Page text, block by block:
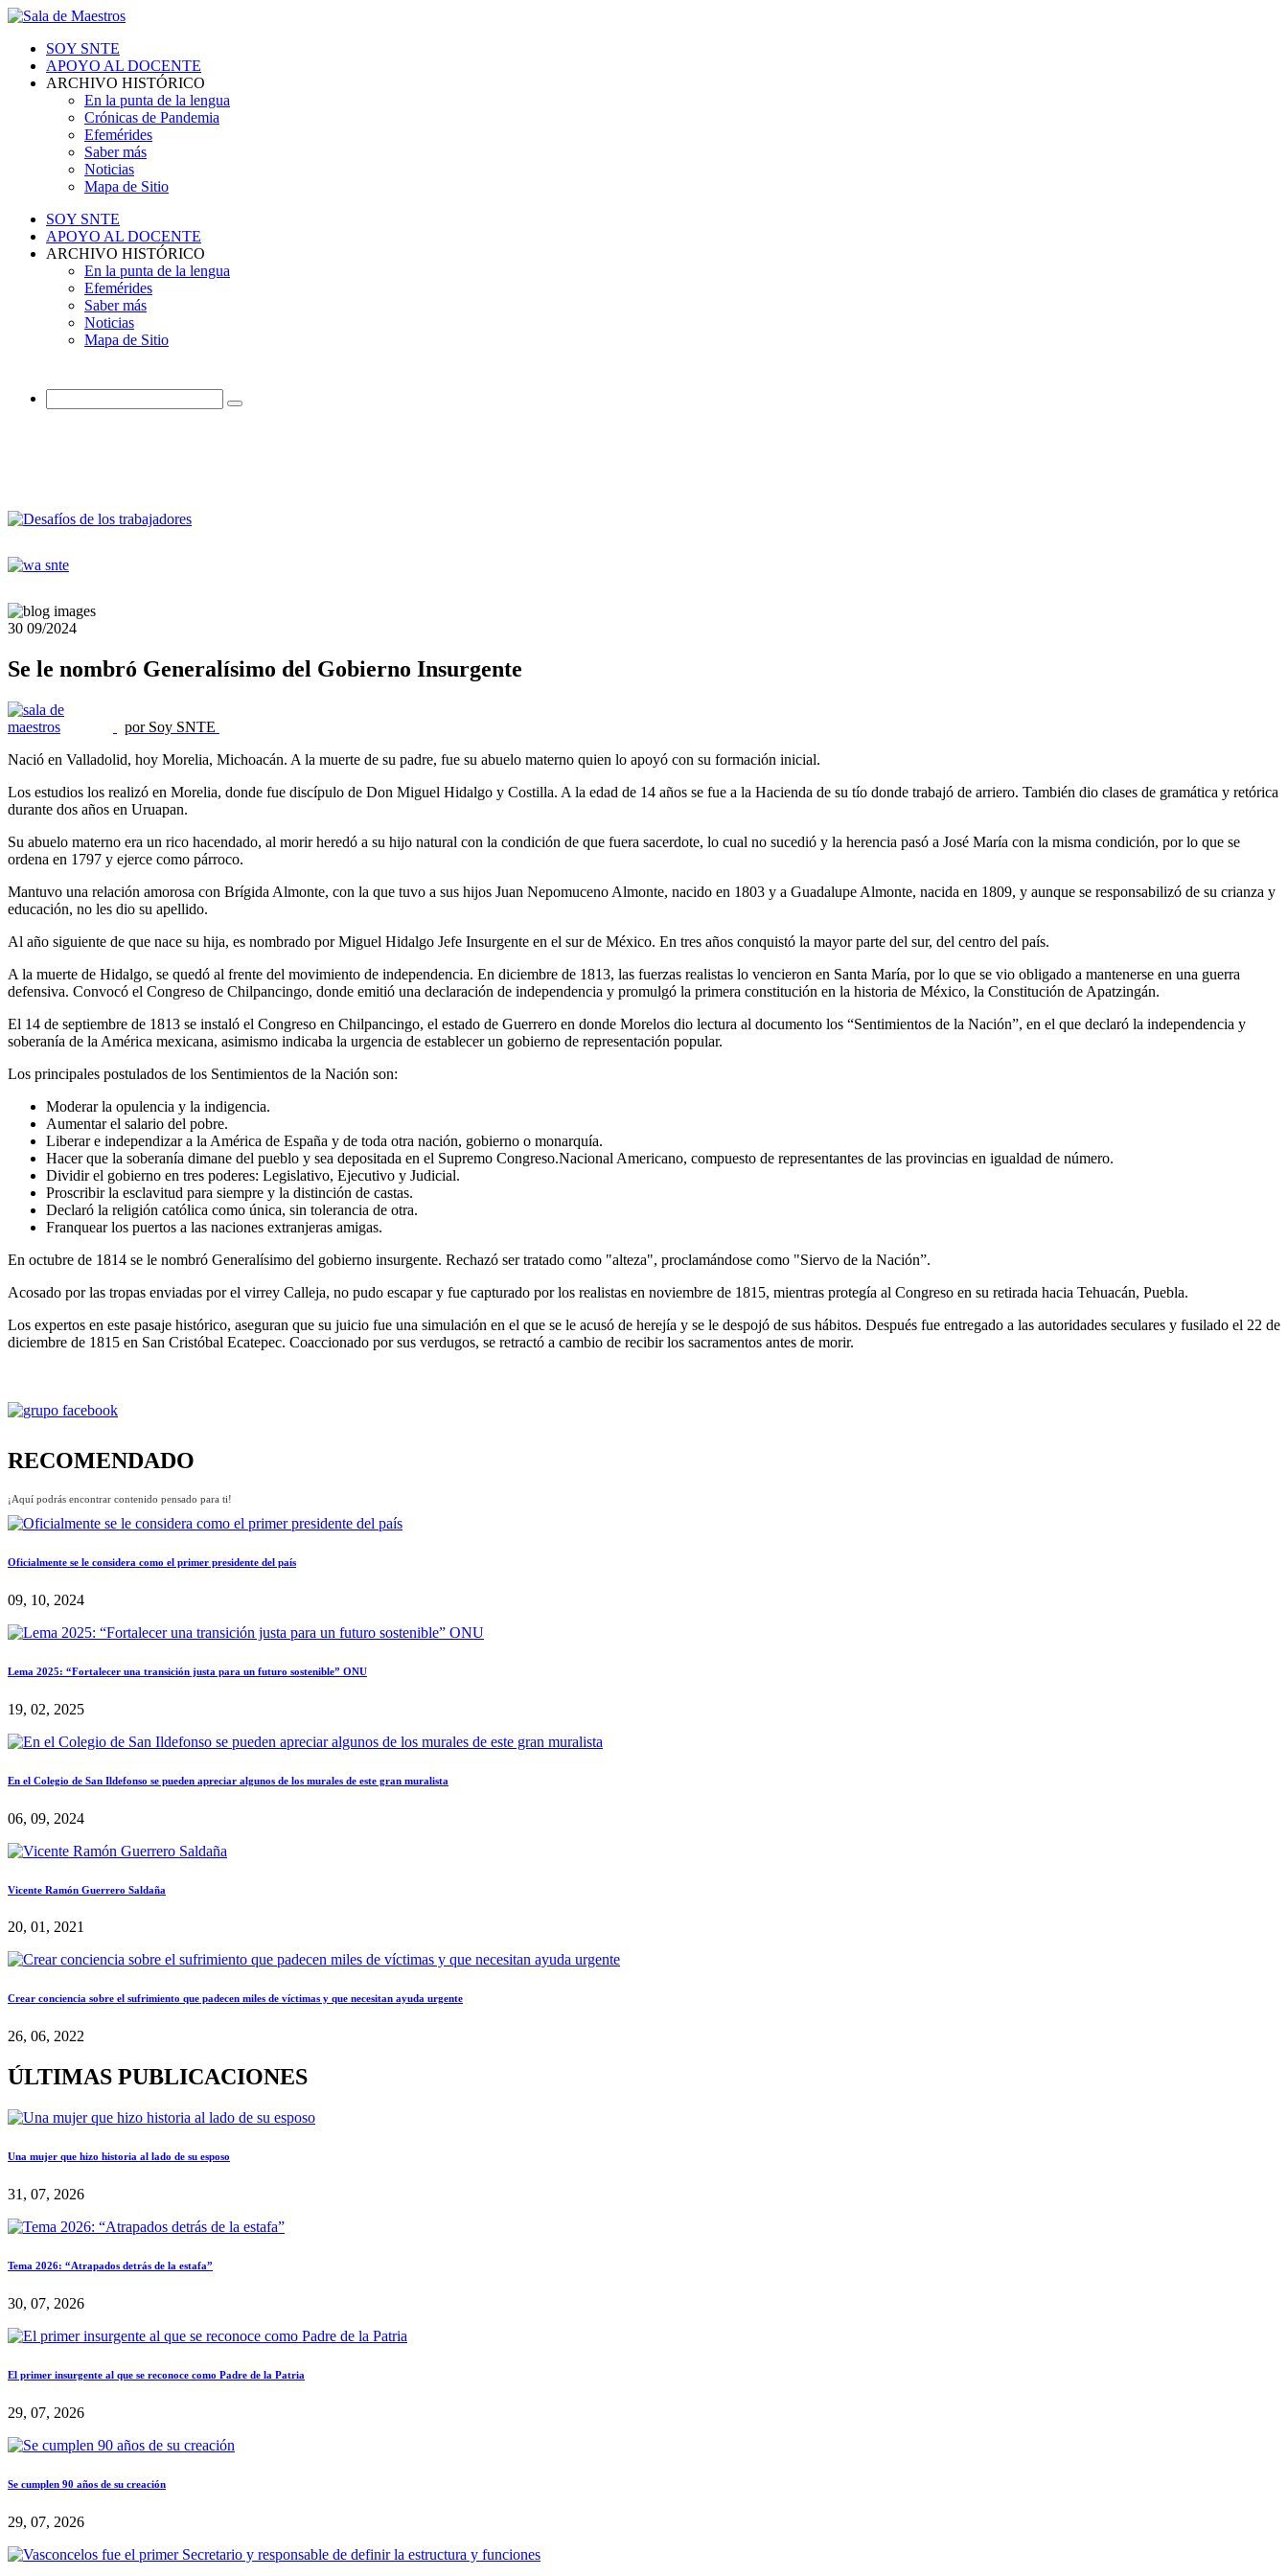
SOY SNTE
APOYO AL DOCENTE
ARCHIVO HISTÓRICO
En la punta de la lengua
Crónicas de Pandemia
Efemérides
Saber más
Noticias
Mapa de Sitio
SOY SNTE
APOYO AL DOCENTE
ARCHIVO HISTÓRICO
En la punta de la lengua
Efemérides
Saber más
Noticias
Mapa de Sitio
30 09/2024
Se le nombró Generalísimo del Gobierno Insurgente
por Soy SNTE
Nació en Valladolid, hoy Morelia, Michoacán. A la muerte de su padre, fue su abuelo materno quien lo apoyó con su formación inicial.
Los estudios los realizó en Morelia, donde fue discípulo de Don Miguel Hidalgo y Costilla. A la edad de 14 años se fue a la Hacienda de su tío donde trabajó de arriero. También dio clases de gramática y retórica
durante dos años en Uruapan.
Su abuelo materno era un rico hacendado, al morir heredó a su hijo natural con la condición de que fuera sacerdote, lo cual no sucedió y la herencia pasó a José María con la misma condición, por lo que se
ordena en 1797 y ejerce como párroco.
Mantuvo una relación amorosa con Brígida Almonte, con la que tuvo a sus hijos Juan Nepomuceno Almonte, nacido en 1803 y a Guadalupe Almonte, nacida en 1809, y aunque se responsabilizó de su crianza y
educación, no les dio su apellido.
Al año siguiente de que nace su hija, es nombrado por Miguel Hidalgo Jefe Insurgente en el sur de México. En tres años conquistó la mayor parte del sur, del centro del país.
A la muerte de Hidalgo, se quedó al frente del movimiento de independencia. En diciembre de 1813, las fuerzas realistas lo vencieron en Santa María, por lo que se vio obligado a mantenerse en una guerra
defensiva. Convocó el Congreso de Chilpancingo, donde emitió una declaración de independencia y promulgó la primera constitución en la historia de México, la Constitución de Apatzingán.
El 14 de septiembre de 1813 se instaló el Congreso en Chilpancingo, el estado de Guerrero en donde Morelos dio lectura al documento los “Sentimientos de la Nación”, en el que declaró la independencia y
soberanía de la América mexicana, asimismo indicaba la urgencia de establecer un gobierno de representación popular.
Los principales postulados de los Sentimientos de la Nación son:
Moderar la opulencia y la indigencia.
Aumentar el salario del pobre.
Liberar e independizar a la América de España y de toda otra nación, gobierno o monarquía.
Hacer que la soberanía dimane del pueblo y sea depositada en el Supremo Congreso.Nacional Americano, compuesto de representantes de las provincias en igualdad de número.
Dividir el gobierno en tres poderes: Legislativo, Ejecutivo y Judicial.
Proscribir la esclavitud para siempre y la distinción de castas.
Declaró la religión católica como única, sin tolerancia de otra.
Franquear los puertos a las naciones extranjeras amigas.
En octubre de 1814 se le nombró Generalísimo del gobierno insurgente. Rechazó ser tratado como "alteza", proclamándose como "Siervo de la Nación”.
Acosado por las tropas enviadas por el virrey Calleja, no pudo escapar y fue capturado por los realistas en noviembre de 1815, mientras protegía al Congreso en su retirada hacia Tehuacán, Puebla.
Los expertos en este pasaje histórico, aseguran que su juicio fue una simulación en el que se le acusó de herejía y se le despojó de sus hábitos. Después fue entregado a las autoridades seculares y fusilado el 22 de
diciembre de 1815 en San Cristóbal Ecatepec. Coaccionado por sus verdugos, se retractó a cambio de recibir los sacramentos antes de morir.
RECOMENDADO
¡Aquí podrás encontrar contenido pensado para ti!
Oficialmente se le considera como el primer presidente del país
09, 10, 2024
Lema 2025: “Fortalecer una transición justa para un futuro sostenible” ONU
19, 02, 2025
En el Colegio de San Ildefonso se pueden apreciar algunos de los murales de este gran muralista
06, 09, 2024
Vicente Ramón Guerrero Saldaña
20, 01, 2021
Crear conciencia sobre el sufrimiento que padecen miles de víctimas y que necesitan ayuda urgente
26, 06, 2022
ÚLTIMAS PUBLICACIONES
Una mujer que hizo historia al lado de su esposo
31, 07, 2026
Tema 2026: “Atrapados detrás de la estafa”
30, 07, 2026
El primer insurgente al que se reconoce como Padre de la Patria
29, 07, 2026
Se cumplen 90 años de su creación
29, 07, 2026